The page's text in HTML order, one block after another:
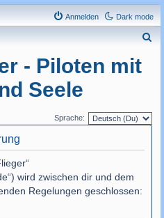
Dark mode
Anmelden
- Piloten mit
Seele
Sprache:
wird zwischen dir und dem
Regelungen geschlossen: